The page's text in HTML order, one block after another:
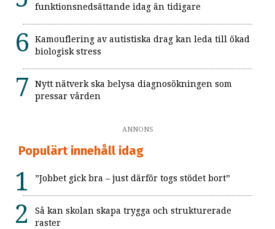
funktionsnedsättande idag än tidigare
Kamouflering av autistiska drag kan leda till ökad
biologisk stress
Nytt nätverk ska belysa diagnosökningen som
pressar vården
ANNONS
Populärt innehåll idag
”Jobbet gick bra – just därför togs stödet bort”
Så kan skolan skapa trygga och strukturerade
raster